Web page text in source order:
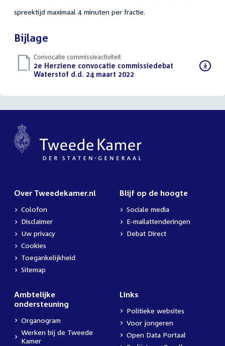
spreektijd maximaal 4 minuten per fractie.
Bijlage
Convocatie commissieactiviteit
Download
bestand:
2e Herziene convocatie commissiedebat
Waterstof d.d. 24 maart 2022
Over Tweedekamer.nl
Colofon
Disclaimer
Uw privacy
Cookies
Toegankelijkheid
Sitemap
Blijf op de hoogte
Sociale media
E-mailattenderingen
Debat Direct
Ambtelijke
ondersteuning
Organogram
Werken bij de Tweede
Kamer
Links
Politieke websites
Voor jongeren
Open Data Portaal